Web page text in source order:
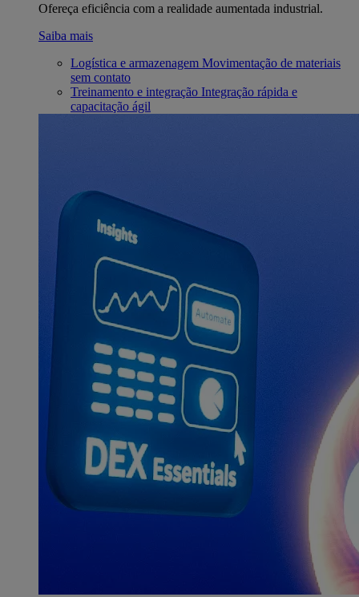
Ofereça eficiência com a realidade aumentada industrial.
Saiba mais
Logística e armazenagem Movimentação de materiais
sem contato
Treinamento e integração Integração rápida e
capacitação ágil